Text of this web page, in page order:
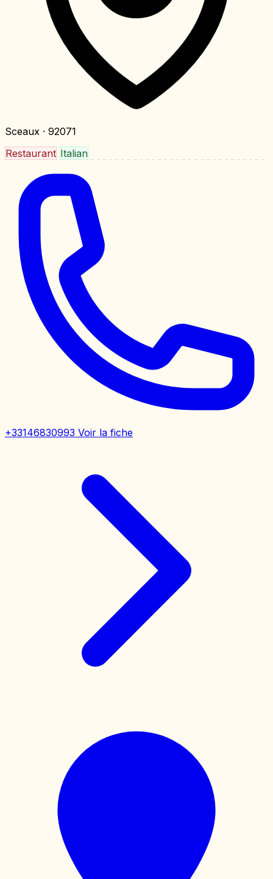
Sceaux · 92071
Restaurant Italian
+33146830993 Voir la fiche